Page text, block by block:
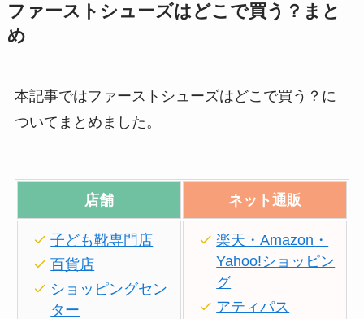
ファーストシューズはどこで買う？まと
め
本記事ではファーストシューズはどこで買う？に
ついてまとめました。
店舗 ネット通販
子ども靴専門店
百貨店
ショッピングセン
ター
楽天・Amazon・
Yahoo!ショッピン
グ
アティパス